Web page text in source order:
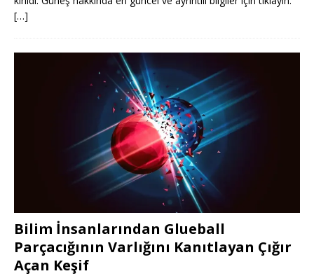
[…]
Bilim İnsanlarından Glueball
Parçacığının Varlığını Kanıtlayan Çığır
Açan Keşif